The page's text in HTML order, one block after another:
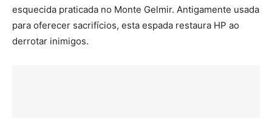
esquecida praticada no Monte Gelmir. Antigamente usada
para oferecer sacrifícios, esta espada restaura HP ao
derrotar inimigos.